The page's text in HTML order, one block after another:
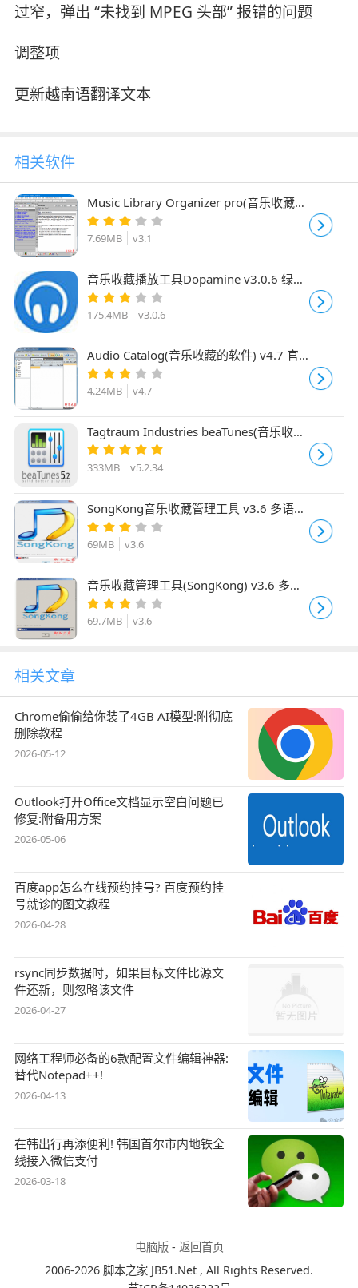
过窄，弹出 “未找到 MPEG 头部” 报错的问题
调整项
更新越南语翻译文本
相关软件
Music Library Organizer pro(音乐收藏管
理工具) v3.1 免费安装版
7.69MB v3.1
音乐收藏播放工具Dopamine v3.0.6 绿色
免费版
175.4MB v3.0.6
Audio Catalog(音乐收藏的软件) v4.7 官
方安装版
4.24MB v4.7
Tagtraum Industries beaTunes(音乐收藏
优化软件) v5.2.34 32位 官方免费注册版
333MB v5.2.34
SongKong音乐收藏管理工具 v3.6 多语中
文绿色免费版
69MB v3.6
音乐收藏管理工具(SongKong) v3.6 多语
安装版
69.7MB v3.6
相关文章
Chrome偷偷给你装了4GB AI模型:附彻底
删除教程
2026-05-12
Outlook打开Office文档显示空白问题已
修复:附备用方案
2026-05-06
百度app怎么在线预约挂号? 百度预约挂
号就诊的图文教程
2026-04-28
rsync同步数据时，如果目标文件比源文
件还新，则忽略该文件
2026-04-27
网络工程师必备的6款配置文件编辑神器:
替代Notepad++!
2026-04-13
在韩出行再添便利! 韩国首尔市内地铁全
线接入微信支付
2026-03-18
电脑版- 返回首页
2006-2026 脚本之家 JB51.Net , All Rights Reserved.